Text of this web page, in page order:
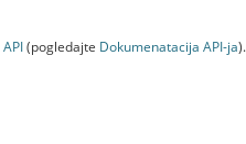
API(pogledajte Dokumenаtаcijа API-jа).